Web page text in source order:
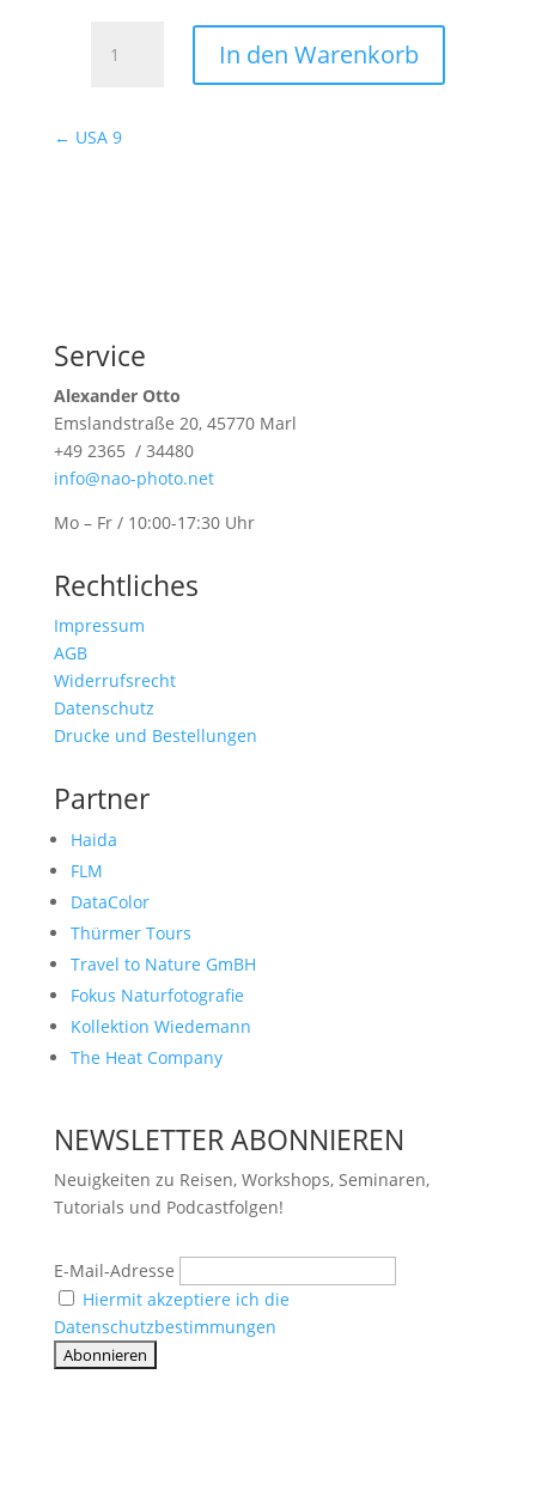
In den Warenkorb
← USA 9
Service
Alexander Otto
Emslandstraße 20, 45770 Marl
+49 2365 / 34480
info@nao-photo.net
Mo – Fr / 10:00-17:30 Uhr
Rechtliches
Impressum
AGB
Widerrufsrecht
Datenschutz
Drucke und Bestellungen
Partner
Haida
FLM
DataColor
Thürmer Tours
Travel to Nature GmBH
Fokus Naturfotografie
Kollektion Wiedemann
The Heat Company
NEWSLETTER ABONNIEREN
Neuigkeiten zu Reisen, Workshops, Seminaren,
Tutorials und Podcastfolgen!
E-Mail-Adresse
Hiermit akzeptiere ich die
Datenschutzbestimmungen